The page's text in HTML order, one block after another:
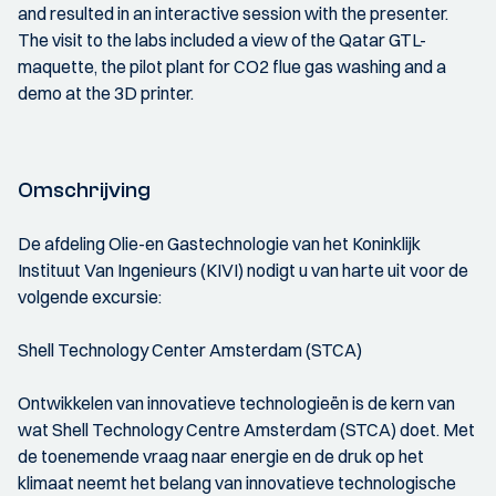
and resulted in an interactive session with the presenter.
The visit to the labs included a view of the Qatar GTL-
maquette, the pilot plant for CO2 flue gas washing and a
demo at the 3D printer.
Omschrijving
De afdeling Olie-en Gastechnologie van het Koninklijk
Instituut Van Ingenieurs (KIVI) nodigt u van harte uit voor de
volgende excursie:
Shell Technology Center Amsterdam (STCA)
Ontwikkelen van innovatieve technologieën is de kern van
wat Shell Technology Centre Amsterdam (STCA) doet. Met
de toenemende vraag naar energie en de druk op het
klimaat neemt het belang van innovatieve technologische